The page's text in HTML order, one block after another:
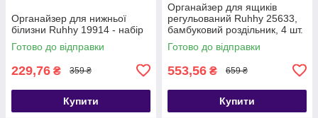
Органайзер для нижньої
білизни Ruhhy 19914 - набір
Готово до відправки
229,76 ₴ 359 ₴
Купити
Органайзер для ящиків
регульований Ruhhy 25633,
бамбуковий роздільник, 4 шт.
Готово до відправки
553,56 ₴ 659 ₴
Купити